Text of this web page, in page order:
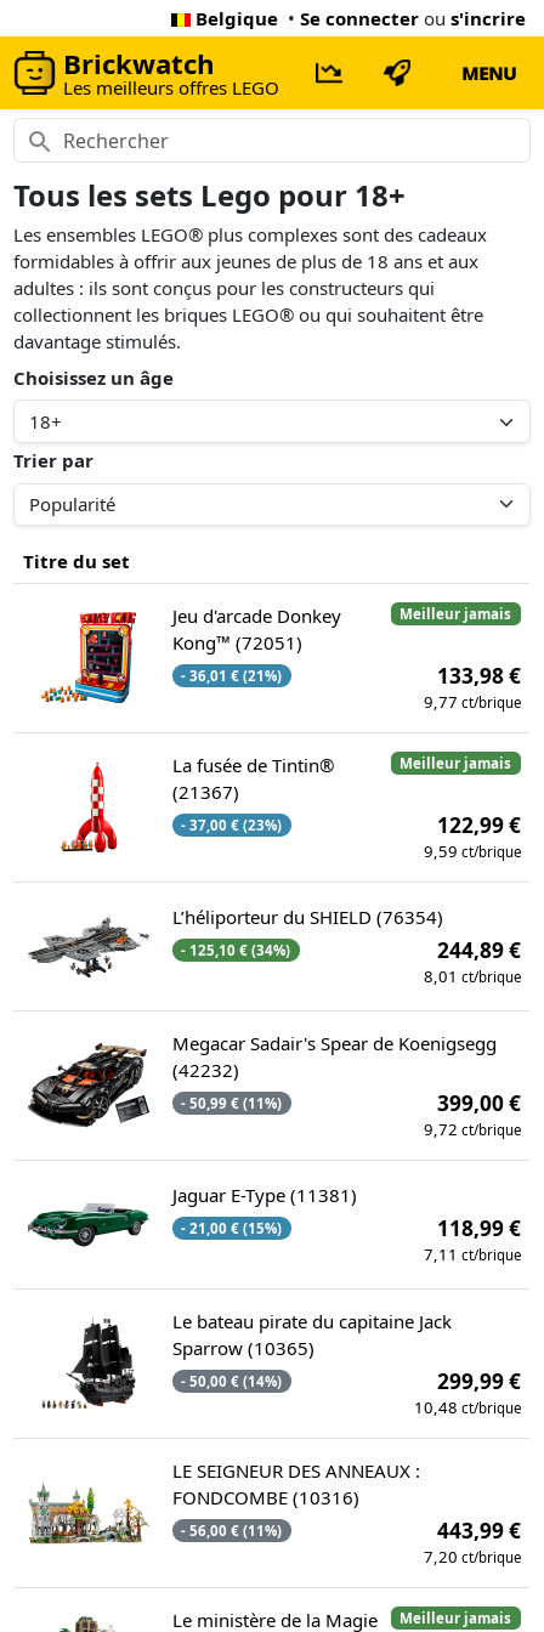
Belgique • Se connecter ou s'incrire
Brickwatch
Les meilleurs offres LEGO
MENU
Tous les sets Lego pour 18+
Les ensembles LEGO® plus complexes sont des cadeaux
formidables à offrir aux jeunes de plus de 18 ans et aux
adultes : ils sont conçus pour les constructeurs qui
collectionnent les briques LEGO® ou qui souhaitent être
davantage stimulés.
Choisissez un âge
Trier par
Titre du set
Meilleur jamais
Jeu d'arcade Donkey
Kong™ (72051)
- 36,01 € (21%) 133,98 €
9,77 ct/brique
Meilleur jamais
La fusée de Tintin®
(21367)
- 37,00 € (23%) 122,99 €
9,59 ct/brique
L’héliporteur du SHIELD (76354)
- 125,10 € (34%) 244,89 €
8,01 ct/brique
Megacar Sadair's Spear de Koenigsegg
(42232)
- 50,99 € (11%) 399,00 €
9,72 ct/brique
Jaguar E-Type (11381)
- 21,00 € (15%) 118,99 €
7,11 ct/brique
Le bateau pirate du capitaine Jack
Sparrow (10365)
- 50,00 € (14%) 299,99 €
10,48 ct/brique
LE SEIGNEUR DES ANNEAUX :
FONDCOMBE (10316)
- 56,00 € (11%) 443,99 €
7,20 ct/brique
Meilleur jamais
Le ministère de la Magie